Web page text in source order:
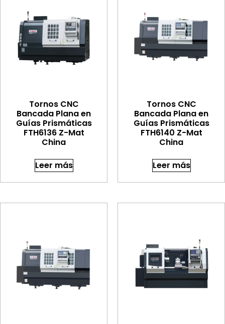
Tornos CNC
Bancada Plana en
Guías Prismáticas
FTH6136 Z-Mat
China
Leer más
Tornos CNC
Bancada Plana en
Guías Prismáticas
FTH6140 Z-Mat
China
Leer más